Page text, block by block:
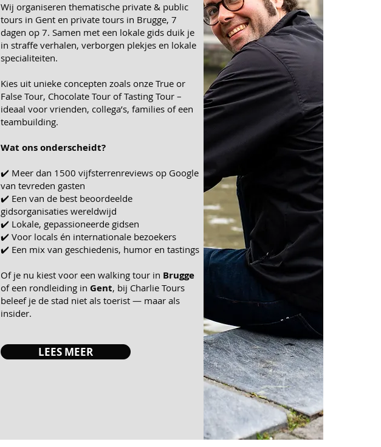
Wij organiseren thematische private & public
tours in Gent en private tours in Brugge, 7
dagen op 7. Samen met een lokale gidsduik je
in straffe verhalen, verborgen plekjes en lokale
specialiteiten.
Kies uit unieke concepten zoals onzeTrue or
False Tour, Chocolate Tour of Tasting Tour–
ideaal voor vrienden, collega’s, families of een
teambuilding.
Wat ons onderscheidt?
✔️ Meer dan 1500 vijfsterrenreviews op Google
van tevreden gasten
✔️ Een van de best beoordeelde
gidsorganisaties wereldwijd
✔️ Lokale, gepassioneerde gidsen
✔️ Voor locals én internationale bezoekers
✔️ Een mix van geschiedenis, humor en tastings
Of je nu kiest voor een walking tour in Brugge
of een rondleiding in Gent, bij Charlie Tours
beleef je de stad niet als toerist — maar als
insider.
LEES MEER